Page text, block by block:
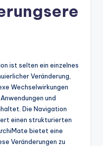
ist selten ein einzelnes
Veränderung,
Wechselwirkungen
und
Die Navigation
einen strukturierten
bietet eine
Veränderungen zu